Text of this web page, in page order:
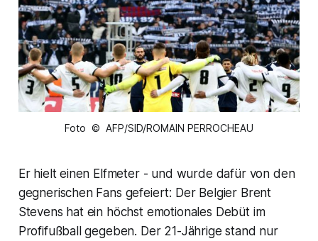
Foto © AFP/SID/ROMAIN PERROCHEAU
Er hielt einen Elfmeter - und wurde dafür von den
gegnerischen Fans gefeiert: Der Belgier Brent
Stevens hat ein höchst emotionales Debüt im
Profifußball gegeben. Der 21-Jährige stand nur